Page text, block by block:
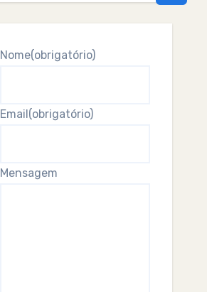
Nome(obrigatório)
Email(obrigatório)
Mensagem